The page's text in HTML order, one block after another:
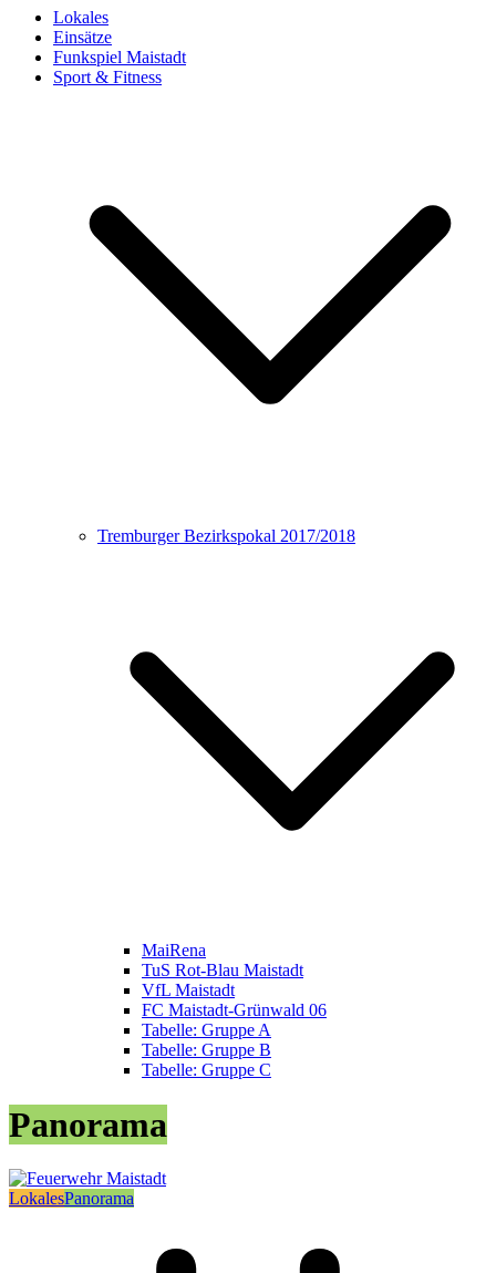
Lokales
Einsätze
Funkspiel Maistadt
Sport & Fitness
Tremburger Bezirkspokal 2017/2018
MaiRena
TuS Rot-Blau Maistadt
VfL Maistadt
FC Maistadt-Grünwald 06
Tabelle: Gruppe A
Tabelle: Gruppe B
Tabelle: Gruppe C
Panorama
LokalesPanorama